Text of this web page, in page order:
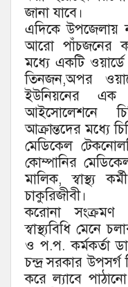
জানা যাবে।
এদিকে উপজেলায়
আরো পাঁচজনের
মধ্যে একটি
তিনজন,অপর
ইউনিয়নের এক
আইসোলেশনে
আক্রান্তদের মধ্যে
মেডিকেল
কোম্পানির
মালিক, স্বাস্থ্য
চাকুরিজীবী।
করোনা
স্বাস্থ্যবিধি মেনে
ও প.প. কর্মকর্তা
চন্দ্র সরকার উপসর্গ
করে ল্যাবে